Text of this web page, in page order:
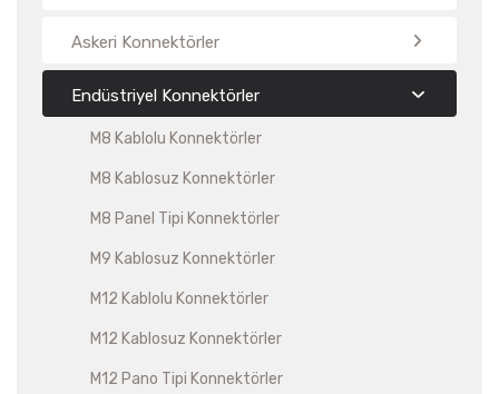
Askeri Konnektörler
Endüstriyel Konnektörler
M8 Kablolu Konnektörler
M8 Kablosuz Konnektörler
M8 Panel Tipi Konnektörler
M9 Kablosuz Konnektörler
M12 Kablolu Konnektörler
M12 Kablosuz Konnektörler
M12 Pano Tipi Konnektörler